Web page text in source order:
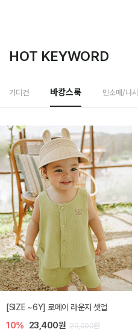
HOT KEYWORD
가디건 바캉스룩 민소매/나시
엘리오 아기 블라우스
20% 21,600원 27,000원